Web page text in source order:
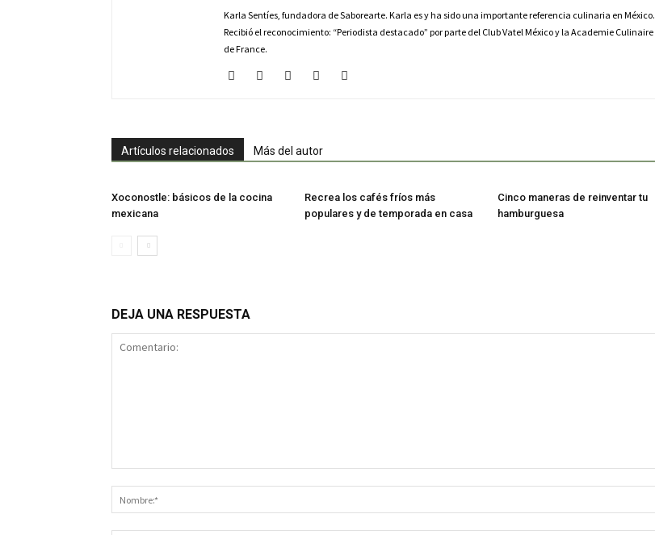
Karla Sentíes, fundadora de Saborearte. Karla es y ha sido una importante referencia culinaria en México.
Recibió el reconocimiento: “Periodista destacado” por parte del Club Vatel México y la Academie Culinaire
de France.
Artículos relacionados Más del autor
Xoconostle: básicos de la cocina
mexicana
Recrea los cafés fríos más
populares y de temporada en casa
Cinco maneras de reinventar tu
hamburguesa
DEJA UNA RESPUESTA